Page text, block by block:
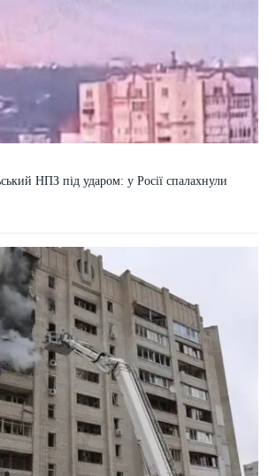
НПЗ під ударом: у Росії спалахнули